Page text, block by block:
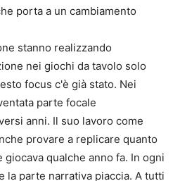
porta a un cambiamento
stanno realizzando
nei giochi da tavolo solo
focus c'è già stato. Nei
parte focale
anni. Il suo lavoro come
provare a replicare quanto
qualche anno fa. In ogni
la parte narrativa piaccia. A tutti